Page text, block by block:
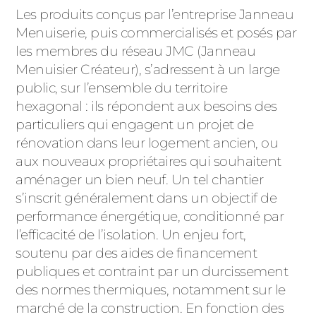
Les produits conçus par l’entreprise Janneau
Menuiserie, puis commercialisés et posés par
les membres du réseau JMC (Janneau
Menuisier Créateur), s’adressent à un large
public, sur l’ensemble du territoire
hexagonal : ils répondent aux besoins des
particuliers qui engagent un projet de
rénovation dans leur logement ancien, ou
aux nouveaux propriétaires qui souhaitent
aménager un bien neuf. Un tel chantier
s’inscrit généralement dans un objectif de
performance énergétique, conditionné par
l’efficacité de l’isolation. Un enjeu fort,
soutenu par des aides de financement
publiques et contraint par un durcissement
des normes thermiques, notamment sur le
marché de la construction. En fonction des